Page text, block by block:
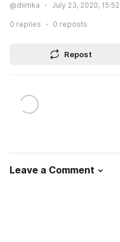
@diimka July 23, 2020, 15:52
0 replies 0 reposts
Repost
Leave a Comment